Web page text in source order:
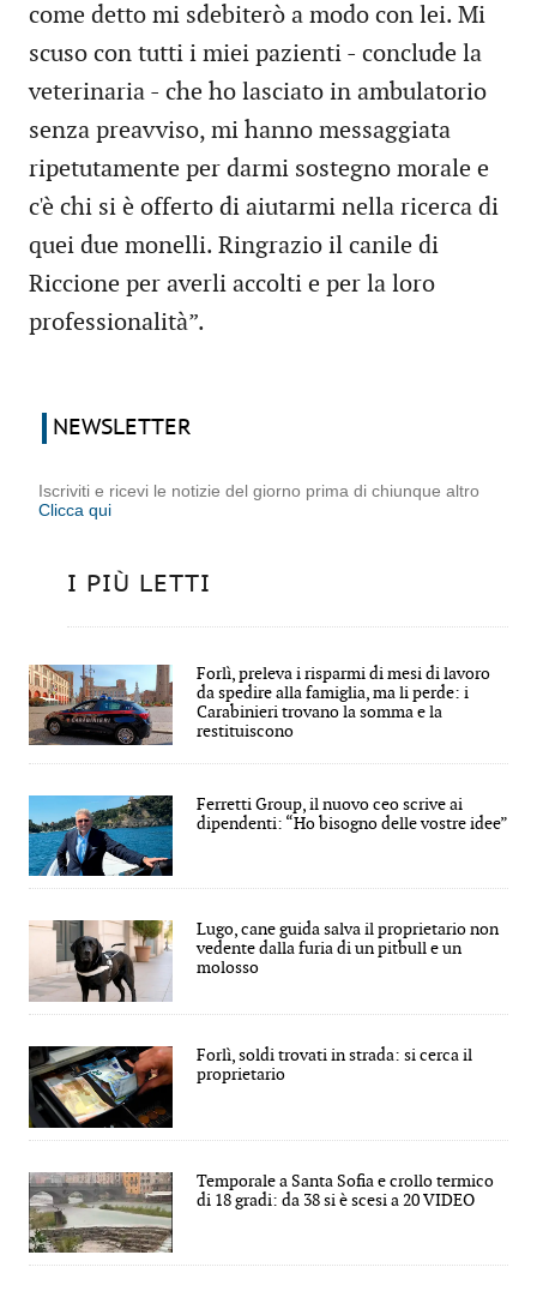
come detto mi sdebiterò a modo con lei. Mi
scuso con tutti i miei pazienti - conclude la
veterinaria - che ho lasciato in ambulatorio
senza preavviso, mi hanno messaggiata
ripetutamente per darmi sostegno morale e
c'è chi si è offerto di aiutarmi nella ricerca di
quei due monelli. Ringrazio il canile di
Riccione per averli accolti e per la loro
professionalità”.
NEWSLETTER
Iscriviti e ricevi le notizie del giorno prima di chiunque altro
Clicca qui
I PIÙ LETTI
Forlì, preleva i risparmi di mesi di lavoro
da spedire alla famiglia, ma li perde: i
Carabinieri trovano la somma e la
restituiscono
Ferretti Group, il nuovo ceo scrive ai
dipendenti: “Ho bisogno delle vostre idee”
Lugo, cane guida salva il proprietario non
vedente dalla furia di un pitbull e un
molosso
Forlì, soldi trovati in strada: si cerca il
proprietario
Temporale a Santa Sofia e crollo termico
di 18 gradi: da 38 si è scesi a 20 VIDEO